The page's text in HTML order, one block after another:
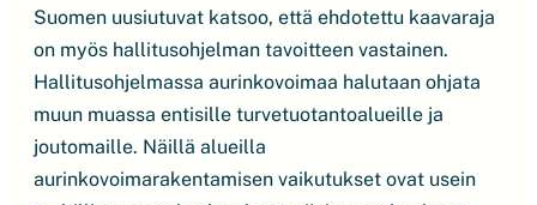
Suomen uusiutuvat katsoo, että ehdotettu kaavaraja
on myös hallitusohjelman tavoitteen vastainen.
Hallitusohjelmassa aurinkovoimaa halutaan ohjata
muun muassa entisille turvetuotantoalueille ja
joutomaille. Näillä alueilla
aurinkovoimarakentamisen vaikutukset ovat usein